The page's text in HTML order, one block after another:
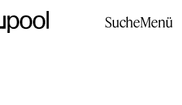
SucheMenü